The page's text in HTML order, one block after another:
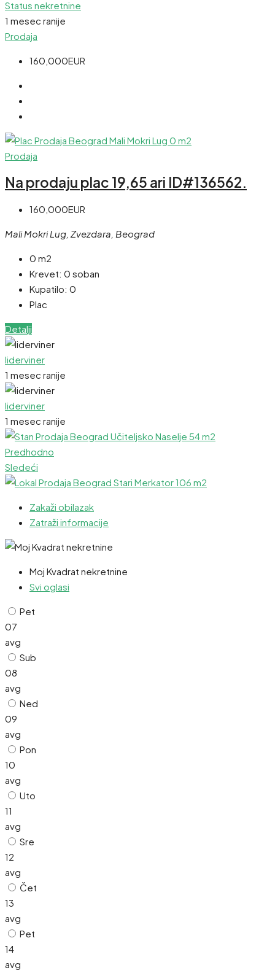
Status nekretnine
1 mesec ranije
Prodaja
160,000EUR
Prodaja
Na prodaju plac 19,65 ari ID#136562.
160,000EUR
Mali Mokri Lug, Zvezdara, Beograd
0 m2
Krevet: 0 soban
Kupatilo: 0
Plac
Detalji
liderviner
1 mesec ranije
liderviner
1 mesec ranije
Predhodno
Sledeći
Zakaži obilazak
Zatraži informacije
Moj Kvadrat nekretnine
Svi oglasi
Pet
07
avg
Sub
08
avg
Ned
09
avg
Pon
10
avg
Uto
11
avg
Sre
12
avg
Čet
13
avg
Pet
14
avg